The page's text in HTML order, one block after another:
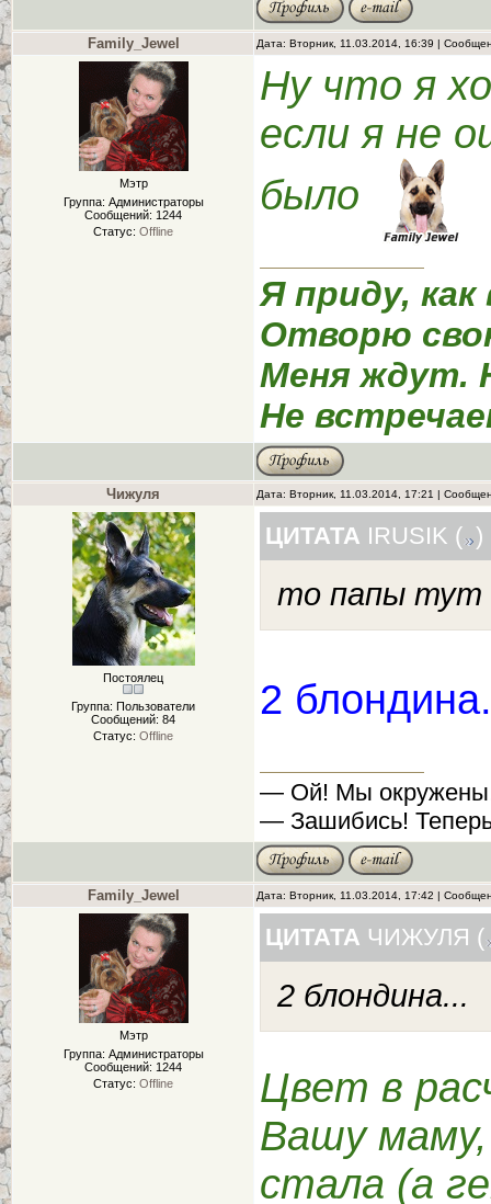
Family_Jewel Дата: Вторник, 11.03.2014, 16:39 |
Мэтр
Группа: Администраторы
Сообщений: 1244
Статус: Offline
Ну что я
если я не
было
Я приду, как
Отворю
Меня ждут.
Не
Чижуля Дата: Вторник, 11.03.2014, 17:21 |
Постоялец
Группа: Пользователи
Сообщений: 84
Статус: Offline
ЦИТАТА IRUSIK ( )
то папы тут
2
— Ой! Мы
— Зашибись!
Family_Jewel Дата: Вторник, 11.03.2014, 17:42 |
Мэтр
Группа: Администраторы
Сообщений: 1244
Статус: Offline
ЦИТАТА ЧИЖУЛЯ (
2 блондина...
Цвет в
Вашу маму,
стала (а